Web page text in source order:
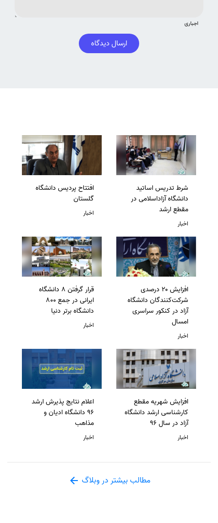
اجباری
ارسال دیدگاه
شرط تدریس اساتید
دانشگاه آزاداسلامی در
مقطع ارشد
اخبار
افتتاح پردیس دانشگاه
گلستان
اخبار
افزایش ۲۰ درصدی
شرکت‌کنندگان دانشگاه
آزاد در کنکور سراسری
امسال
اخبار
قرار گرفتن 8 دانشگاه
ایرانی در جمع 800
دانشگاه برتر دنیا
اخبار
افزایش شهریه مقطع
کارشناسی ارشد دانشگاه
آزاد در سال 96
اخبار
اعلام نتایج پذیرش ارشد
96 دانشگاه ادیان و
مذاهب
اخبار
مطالب بیشتر در وبلاگ